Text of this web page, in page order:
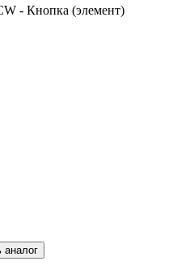
- Кнопка (элемент)
аналог